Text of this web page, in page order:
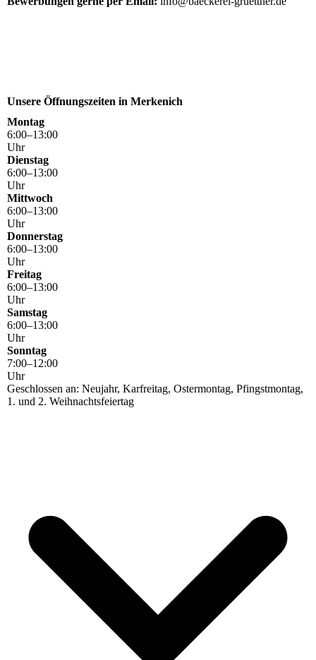
Unsere Öffnungszeiten in Merkenich
Montag
6:00–13:00
Uhr
Dienstag
6:00–13:00
Uhr
Mittwoch
6:00–13:00
Uhr
Donnerstag
6:00–13:00
Uhr
Freitag
6:00–13:00
Uhr
Samstag
6:00–13:00
Uhr
Sonntag
7:00–12:00
Uhr
Geschlossen an: Neujahr, Karfreitag, Ostermontag, Pfingstmontag,
1. und 2. Weihnachtsfeiertag